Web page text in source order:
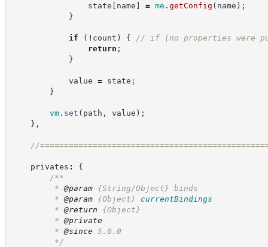
state [ name ] = me . getConfig ( name ) ;
}
if ( ! count ) { // if (no properties were
return ;
}
value = state ;
}
vm. set ( path , value ) ;
} ,
//
privates :
{
/**
* @param {String/Object} binds
* @param {Object}
currentBindings
* @return
{Object}
* @private
* @since 5.0.0
*/